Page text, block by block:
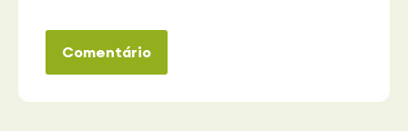
Comentário